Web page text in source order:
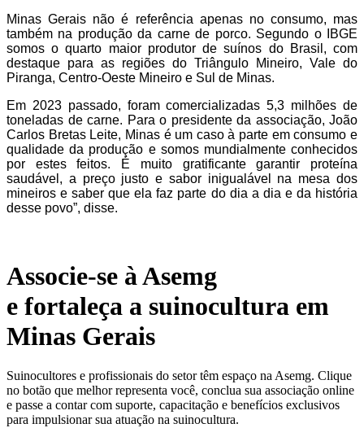
Minas Gerais não é referência apenas no consumo, mas
também na produção da carne de porco. Segundo o IBGE
somos o quarto maior produtor de suínos do Brasil, com
destaque para as regiões do Triângulo Mineiro, Vale do
Piranga, Centro-Oeste Mineiro e Sul de Minas.
Em 2023 passado, foram comercializadas 5,3 milhões de
toneladas de carne. Para o presidente da associação, João
Carlos Bretas Leite, Minas é um caso à parte em consumo e
qualidade da produção e somos mundialmente conhecidos
por estes feitos. É muito gratificante garantir proteína
saudável, a preço justo e sabor inigualável na mesa dos
mineiros e saber que ela faz parte do dia a dia e da história
desse povo”, disse.
Associe-se à Asemg
e fortaleça a suinocultura em
Minas Gerais
Suinocultores e profissionais do setor têm espaço na Asemg. Clique
no botão que melhor representa você, conclua sua associação online
e passe a contar com suporte, capacitação e benefícios exclusivos
para impulsionar sua atuação na suinocultura.